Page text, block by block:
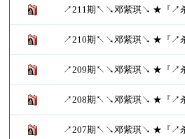
↗211期↖↘邓紫琪↘ ★『↗杀
↗210期↖↘邓紫琪↘ ★『↗杀
↗209期↖↘邓紫琪↘ ★『↗杀
↗208期↖↘邓紫琪↘ ★『↗杀
↗207期↖↘邓紫琪↘ ★『↗杀